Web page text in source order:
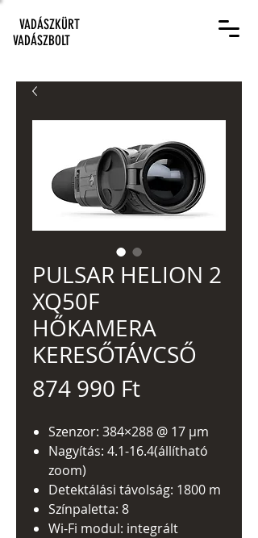
VADÁSZKÜRT
VADÁSZBOLT
PULSAR HELION 2
XQ50F
HŐKAMERA
KERESŐTÁVCSŐ
874 990 FtÁr
Szenzor: 384×288 @ 17 µm
Nagyítás: 4.1-16.4(állítható
zoom)
Detektálási távolság: 1800 m
Színpaletta: 8
Wi-Fi modul: integrált